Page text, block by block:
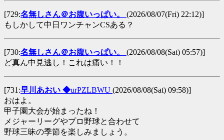
[729:名無しさん＠お腹いっぱい。 (2026/08/07(Fri) 22:12)]
もしかして中日ワンチャンCSある？
[730:名無しさん＠お腹いっぱい。 (2026/08/08(Sat) 05:57)]
ど真ん中見逃し！これは痛い！！
[731:早川あおい ◆urPZLBWU (2026/08/08(Sat) 09:58)]
おはよ。
甲子園大会が始まったね！
メジャーリーグやプロ野球と合わせて
野球三昧の季節を楽しみましょう。